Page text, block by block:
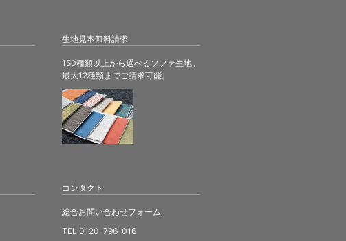
生地見本無料請求
150種類以上から選べるソファ生地。
最大12種類までご請求可能。
コンタクト
総合お問い合わせフォーム
TEL 0120-796-016